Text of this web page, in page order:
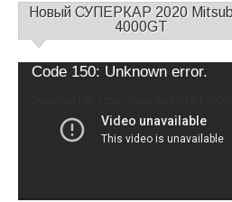
С
д
Новый СУПЕРКАР 2020
4000GT
Video
Code 150: Unknown error.